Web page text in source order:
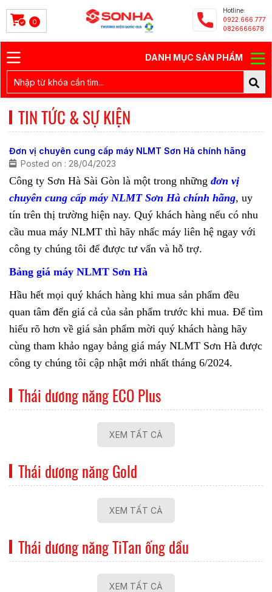
0
Hotline:
0922.666.777
0826666678
DANH MỤC SẢN PHẨM
TIN TỨC & SỰ KIỆN
Đơn vị chuyên cung cấp máy NLMT Sơn Hà chính hãng
Posted on : 28/04/2023
Công ty Sơn Hà Sài Gòn là một trong những đơn vị
chuyên cung cấp máy NLMT Sơn Hà chính hãng, uy
tín trên thị trường hiện nay. Quý khách hàng nếu có nhu
cầu mua máy NLMT thì hãy nhấc máy liên hệ ngay với
công ty chúng tôi để được tư vấn và hỗ trợ.
Bảng giá máy NLMT Sơn Hà
Hầu hết mọi quý khách hàng khi mua sản phẩm đều
quan tâm đến giá cả của sản phẩm trước khi mua. Để tìm
hiểu rõ hơn về giá sản phẩm mời quý khách hàng hãy
cùng tham khảo ngay bảng giá máy NLMT Sơn Hà được
công ty chúng tôi cập nhật mới nhất tháng 6/2024.
Thái dương năng ECO Plus
XEM TẤT CẢ
Thái dương năng Gold
XEM TẤT CẢ
Thái dương năng TiTan ống dầu
XEM TẤT CẢ